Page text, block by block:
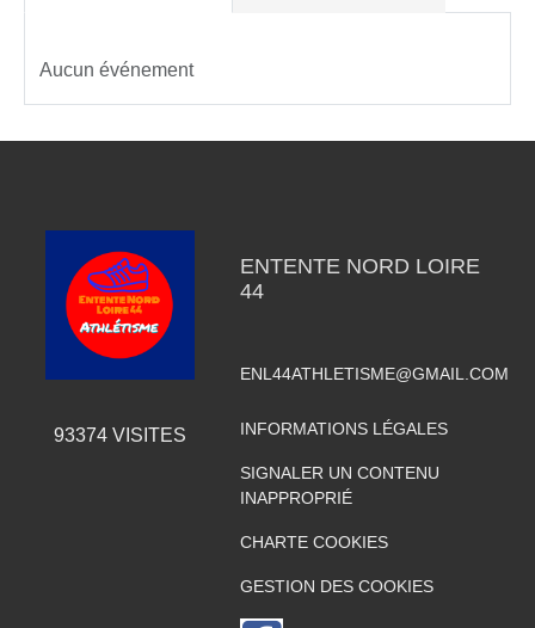
Aucun événement
93374VISITES
ENTENTE NORD LOIRE
44
ENL44ATHLETISME@GMAIL.COM
INFORMATIONS LÉGALES
SIGNALER UN CONTENU
INAPPROPRIÉ
CHARTE COOKIES
GESTION DES COOKIES